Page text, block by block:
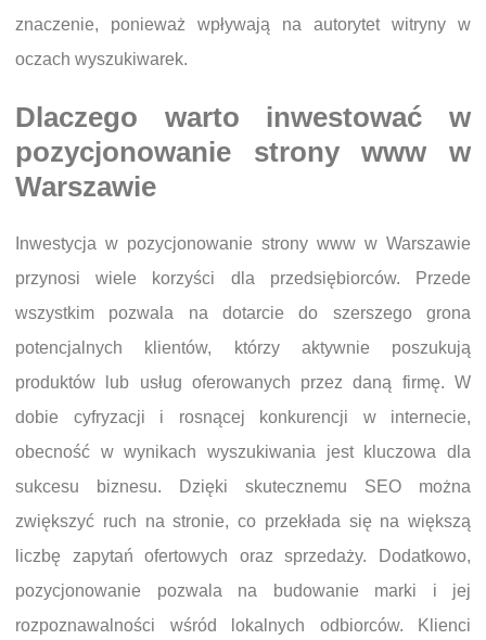
znaczenie, ponieważ wpływają na autorytet witryny w
oczach wyszukiwarek.
Dlaczego warto inwestować w
pozycjonowanie strony www w
Warszawie
Inwestycja w pozycjonowanie strony www w Warszawie
przynosi wiele korzyści dla przedsiębiorców. Przede
wszystkim pozwala na dotarcie do szerszego grona
potencjalnych klientów, którzy aktywnie poszukują
produktów lub usług oferowanych przez daną firmę. W
dobie cyfryzacji i rosnącej konkurencji w internecie,
obecność w wynikach wyszukiwania jest kluczowa dla
sukcesu biznesu. Dzięki skutecznemu SEO można
zwiększyć ruch na stronie, co przekłada się na większą
liczbę zapytań ofertowych oraz sprzedaży. Dodatkowo,
pozycjonowanie pozwala na budowanie marki i jej
rozpoznawalności wśród lokalnych odbiorców. Klienci